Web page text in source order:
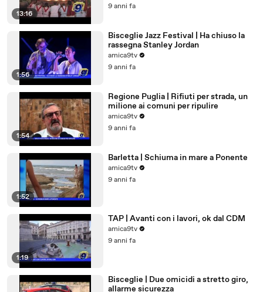
13:16
9 anni fa
1:56
Bisceglie Jazz Festival | Ha chiuso la
rassegna Stanley Jordan
amica9tv
9 anni fa
1:54
Regione Puglia | Rifiuti per strada, un
milione ai comuni per ripulire
amica9tv
9 anni fa
1:52
Barletta | Schiuma in mare a Ponente
amica9tv
9 anni fa
1:19
TAP | Avanti con i lavori, ok dal CDM
amica9tv
9 anni fa
Bisceglie | Due omicidi a stretto giro,
allarme sicurezza